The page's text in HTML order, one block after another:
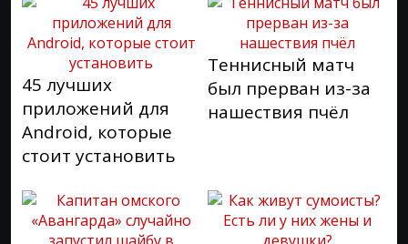
45 лучших
приложений для
Android, которые
стоит установить
Теннисный матч
был прерван из-за
нашествия пчёл